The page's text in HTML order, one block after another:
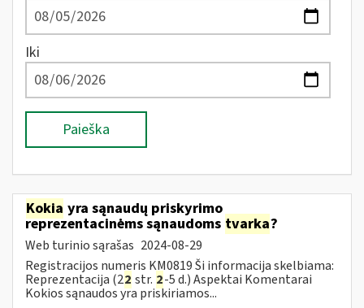
Iki
Paieška
Kokia yra sąnaudų priskyrimo
reprezentacinėms sąnaudoms tvarka?
Web turinio sąrašas 2024-08-29
Registracijos numeris KM0819 Ši informacija skelbiama:
Reprezentacija (22 str. 2-5 d.) Aspektai Komentarai
Kokios sąnaudos yra priskiriamos...